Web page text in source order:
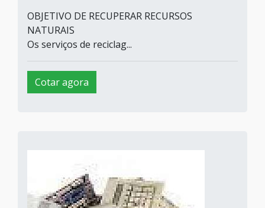
OBJETIVO DE RECUPERAR RECURSOS
NATURAIS
Os serviços de reciclag...
Cotar agora